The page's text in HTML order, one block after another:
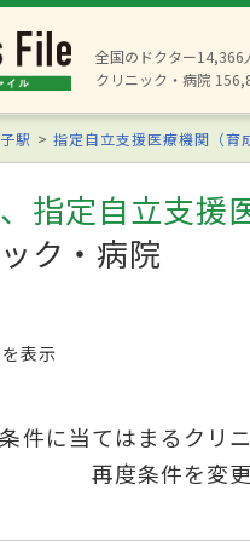
全国のドクター14,366
クリニック・病院
駅 指定自立支援医療機関（育
指定自立支援
ク・病院
表示
件に当てはまるクリ
再度条件を変